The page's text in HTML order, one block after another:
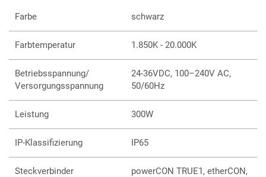
P.O. Bügel als Zubehör verfügbar
Eingebauter W-DMX / CRMX Empfänger
Akkubetrieb möglich
Farbe schwarz
Farbtemperatur 1.850K - 20.000K
Betriebsspannung/
Versorgungsspannung
24-36VDC, 100–240V AC,
50/60Hz
Leistung 300W
IP-Klassifizierung IP65
Steckverbinder
powerCON TRUE1, etherCON,